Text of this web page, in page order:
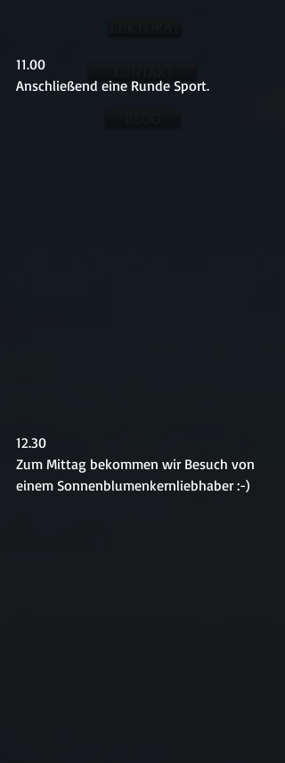
11.00
Anschließend eine Runde Sport.
12.30
Zum Mittag bekommen wir Besuch von
einem Sonnenblumenkernliebhaber :-)